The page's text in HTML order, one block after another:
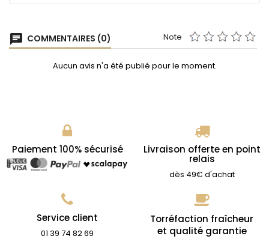
chat COMMENTAIRES (0) Note
Aucun avis n'a été publié pour le moment.
Paiement 100% sécurisé Livraison offerte en point
relais
dès 49€ d'achat
Service client
01 39 74 82 69
Torréfaction fraîcheur
et qualité garantie